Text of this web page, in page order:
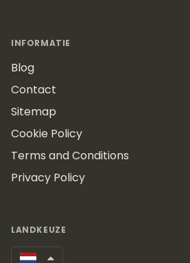
INFORMATIE
Blog
Contact
Sitemap
Cookie Policy
Terms and Conditions
Privacy Policy
LANDKEUZE